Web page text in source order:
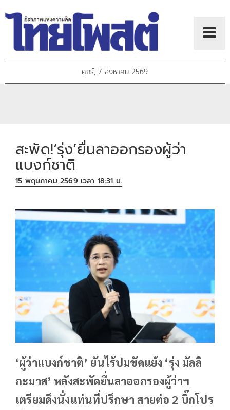
ศุกร์, 7 สิงหาคม 2569
สะพัด!‘รุ่ง’ยื่นลาออกรองผู้ว่า
แบงก์ชาติ
15 พฤษภาคม 2569 เวลา 18:31 น.
‘ผู้ว่าแบงก์ชาติ’ ยันไร้ปมขัดแย้ง ‘รุ่ง มัลลิ
กะมาส’ หลังสะพัดยื่นลาออกรองผู้ว่าฯ
เตรียมดึงนั่งแท่นที่ปรึกษา สายต่อ 2 บิ๊กโปร